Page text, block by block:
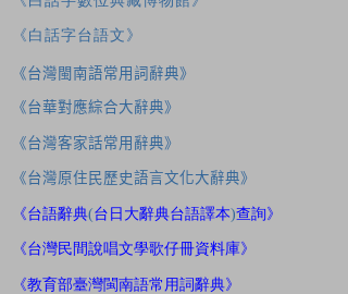
《白話字台語文》
《台灣閩南語常用詞辭典》
《台華對應綜合大辭典》
《台灣客家話常用辭典》
《台灣原住民歷史語言文化大辭典》
《台語辭典(台日大辭典台語譯本)查詢》
《台灣民間說唱文學歌仔冊資料庫》
《教育部臺灣閩南語常用詞辭典》